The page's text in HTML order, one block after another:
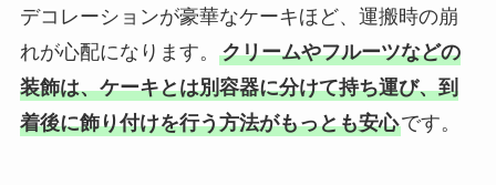
デコレーションが豪華なケーキほど、運搬時の崩
れが心配になります。 クリームやフルーツなどの
装飾は、ケーキとは別容器に分けて持ち運び、到
着後に飾り付けを行う方法がもっとも安心です。